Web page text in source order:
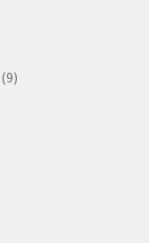
99